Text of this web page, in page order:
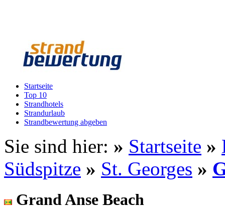
Startseite
Top 10
Strandhotels
Strandurlaub
Strandbewertung abgeben
Sie sind hier: » Startseite »
Südspitze » St. Georges »
Grand Anse Beach